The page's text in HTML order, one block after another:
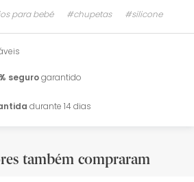
para bebé #chupetas #silicone
segurogarantido
durante 14 dias
também compraram